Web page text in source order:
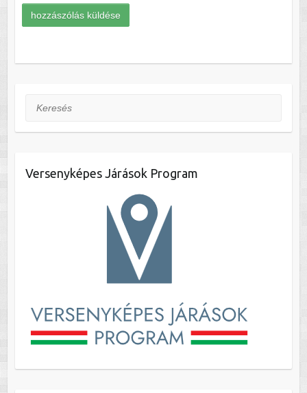
Keresés
Versenyképes Járások Program